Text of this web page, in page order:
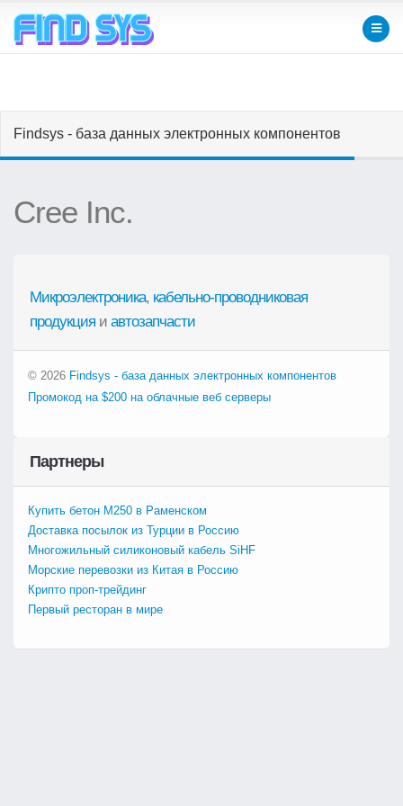
Findsys - база данных электронных компонентов
Cree Inc.
Микроэлектроника, кабельно-проводниковая
продукция и автозапчасти
© 2026 Findsys - база данных электронных компонентов
Промокод на $200 на облачные веб серверы
Партнеры
Купить бетон М250 в Раменском
Доставка посылок из Турции в Россию
Многожильный силиконовый кабель SiHF
Морские перевозки из Китая в Россию
Крипто проп-трейдинг
Первый ресторан в мире